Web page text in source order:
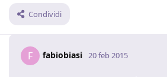
Condividi
F fabiobiasi 20 feb 2015